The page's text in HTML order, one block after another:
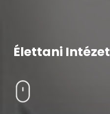
Élettani Intézet